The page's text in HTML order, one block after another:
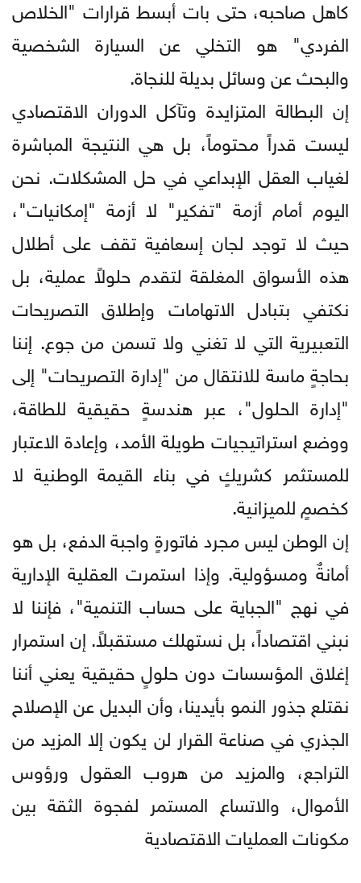
كاهل صاحبه، حتى بات أبسط قرارات "الخلاص
الفردي" هو التخلي عن السيارة الشخصية
والبحث عن وسائل بديلة للنجاة.
إن البطالة المتزايدة وتآكل الدوران الاقتصادي
ليست قدراً محتوماً، بل هي النتيجة المباشرة
لغياب العقل الإبداعي في حل المشكلات. نحن
اليوم أمام أزمة "تفكير" لا أزمة "إمكانيات"،
حيث لا توجد لجان إسعافية تقف على أطلال
هذه الأسواق المغلقة لتقدم حلولاً عملية، بل
نكتفي بتبادل الاتهامات وإطلاق التصريحات
التعبيرية التي لا تغني ولا تسمن من جوع. إننا
بحاجةٍ ماسة للانتقال من "إدارة التصريحات" إلى
"إدارة الحلول"، عبر هندسةٍ حقيقية للطاقة،
ووضع استراتيجيات طويلة الأمد، وإعادة الاعتبار
للمستثمر كشريكٍ في بناء القيمة الوطنية لا
كخصمٍ للميزانية.
إن الوطن ليس مجرد فاتورةٍ واجبة الدفع، بل هو
أمانةٌ ومسؤولية. وإذا استمرت العقلية الإدارية
في نهج "الجباية على حساب التنمية"، فإننا لا
نبني اقتصاداً، بل نستهلك مستقبلاً. إن استمرار
إغلاق المؤسسات دون حلولٍ حقيقية يعني أننا
نقتلع جذور النمو بأيدينا، وأن البديل عن الإصلاح
الجذري في صناعة القرار لن يكون إلا المزيد من
التراجع، والمزيد من هروب العقول ورؤوس
الأموال، والاتساع المستمر لفجوة الثقة بين
مكونات العمليات الاقتصادية